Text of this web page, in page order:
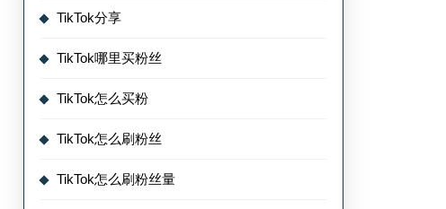
TikTok分享
TikTok哪里买粉丝
TikTok怎么买粉
TikTok怎么刷粉丝
TikTok怎么刷粉丝量